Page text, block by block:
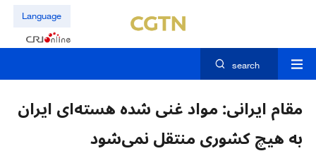
Language
search
مقام ایرانی: مواد غنی شده هسته‌ای ایران
به هیچ کشوری منتقل نمی‌شود